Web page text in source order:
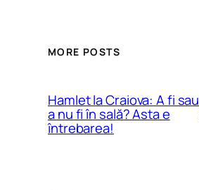
MORE POSTS
Hamlet la Craiova: A fi sau
a nu fi în sală? Asta e
întrebarea!